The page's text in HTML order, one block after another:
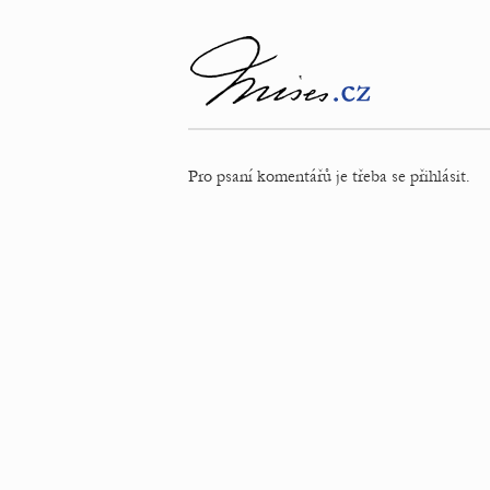
Pro psaní komentářů je třeba se přihlásit.